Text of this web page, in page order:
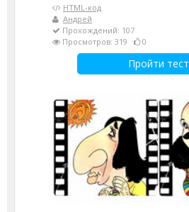
HTML-код
Андрей
Прохождений: 107
Просмотров: 319
0
Пройти тест